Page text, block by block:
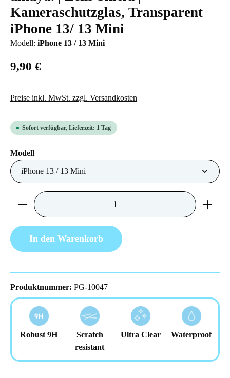
Kameraschutzglas, Transparent
iPhone 13/ 13 Mini
Modell: iPhone 13 / 13 Mini
9,90 €
Preise inkl. MwSt. zzgl. Versandkosten
Sofort verfügbar, Lieferzeit: 1 Tag
Modellauswählen
Produkt Anzahl: Gib den gewünschten Wert
In den Warenkorb
Produktnummer: PG-10047
Robust 9H
Scratch
resistant
Ultra Clear Waterproof